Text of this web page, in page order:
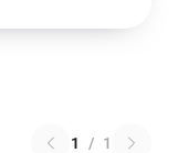
1 / 1